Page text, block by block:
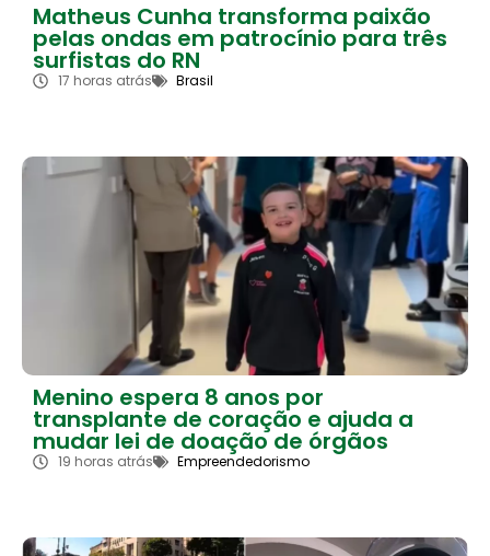
Matheus Cunha transforma paixão
pelas ondas em patrocínio para três
surfistas do RN
17 horas atrás Brasil
Menino espera 8 anos por
transplante de coração e ajuda a
mudar lei de doação de órgãos
19 horas atrás Empreendedorismo